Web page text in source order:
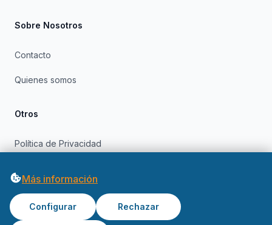
Sobre Nosotros
Contacto
Quienes somos
Otros
Política de Privacidad
Más información
Configurar Rechazar